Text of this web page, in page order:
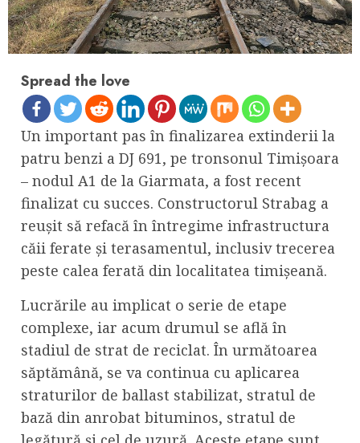
Spread the love
Un important pas în finalizarea extinderii la
patru benzi a DJ 691, pe tronsonul Timișoara
– nodul A1 de la Giarmata, a fost recent
finalizat cu succes. Constructorul Strabag a
reușit să refacă în întregime infrastructura
căii ferate și terasamentul, inclusiv trecerea
peste calea ferată din localitatea timișeană.
Lucrările au implicat o serie de etape
complexe, iar acum drumul se află în
stadiul de strat de reciclat. În următoarea
săptămână, se va continua cu aplicarea
straturilor de ballast stabilizat, stratul de
bază din anrobat bituminos, stratul de